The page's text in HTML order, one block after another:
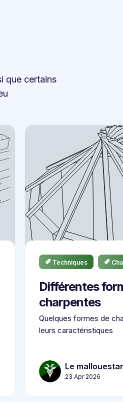
que certains
Techniques
Différentes
charpentes
Quelques formes de
leurs caractéristiques
Le
23 Apr 2026